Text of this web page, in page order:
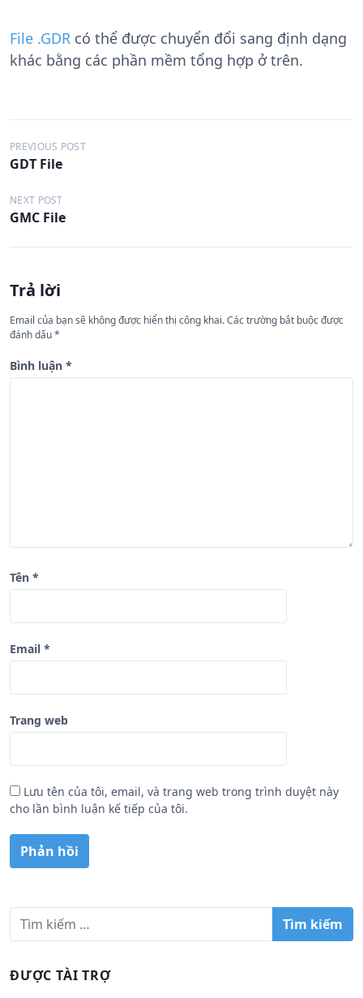
File .GDR có thể được chuyển đổi sang định dạng
khác bằng các phần mềm tổng hợp ở trên.
Đ
i
ề
u
h
ớ
n
g
b
PREVIOUS POST
GDT File
NEXT POST
GMC File
Trả lời
Email của bạn sẽ không được hiển thị công khai.Các trường bắt buộc được
đánh dấu*
Bình luận *
Tên *
Email *
Trang web
Lưu tên của tôi, email, và trang web trong trình duyệt này
cho lần bình luận kế tiếp của tôi.
iĐƯỢC TÀI TRỢ